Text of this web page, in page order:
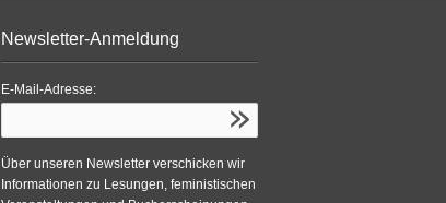
Newsletter-Anmeldung
E-Mail-Adresse:
Über unseren Newsletter verschicken wir
Informationen zu Lesungen, feministischen